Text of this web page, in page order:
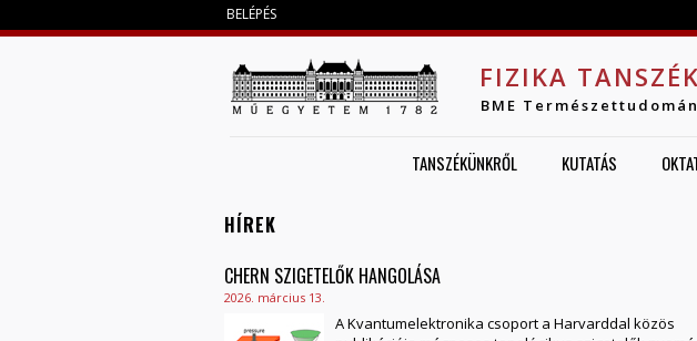
BELÉPÉS
FIZIKA TANSZÉK
BME
TANSZÉKÜNKRŐL KUTATÁS
HÍREK
CHERN SZIGETELŐK HANGOLÁSA
2026. március 13.
A Kvantumelektronika csoport a Harvarddal közös
OLDALAK